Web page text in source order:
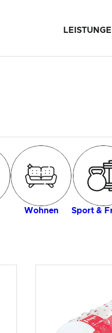
Wohnen Sport &